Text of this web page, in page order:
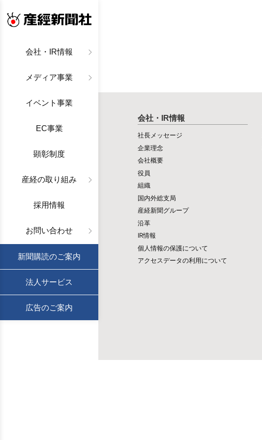
会社・IR情報
メディア事業
イベント事業
EC事業
顕彰制度
産経の取り組み
採用情報
お問い合わせ
新聞購読のご案内
法人サービス
広告のご案内
会社・IR情報
社長メッセージ
企業理念
会社概要
役員
組織
国内外総支局
産経新聞グループ
沿革
IR情報
個人情報の保護について
アクセスデータの利用について